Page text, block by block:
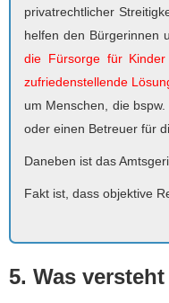
privatrechtlicher
helfen den Bürgerinnen
die Fürsorge für
zufriedenstellende
um Menschen, die
oder einen Betreuer für
Daneben ist das
Fakt ist, dass objektive
5. Was